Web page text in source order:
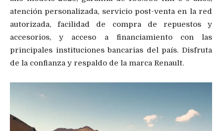
atención personalizada, servicio post-venta en la red
autorizada, facilidad de compra de repuestos y
accesorios, y acceso a financiamiento con las
principales instituciones bancarias del país. Disfruta
de la confianza y respaldo de la marca Renault.